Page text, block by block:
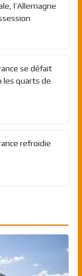
l’Allemagne
se défait
les quarts de
refroidie